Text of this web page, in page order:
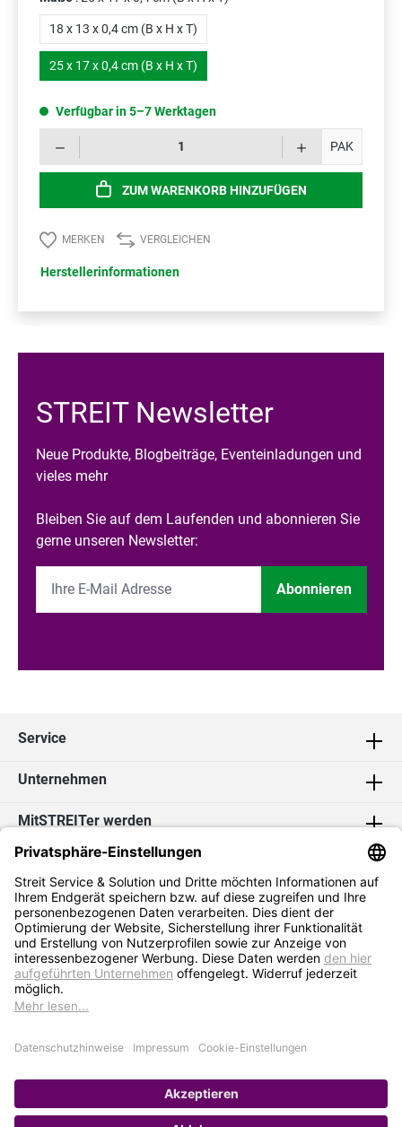
18 x 13 x 0,4 cm (B x H x T)
25 x 17 x 0,4 cm (B x H x T)
Verfügbar in 5–7 Werktagen
PAK
ZUM WARENKORB HINZUFÜGEN
MERKEN VERGLEICHEN
Herstellerinformationen
STREIT Newsletter
Neue Produkte, Blogbeiträge, Eventeinladungen und
vieles mehr
Bleiben Sie auf dem Laufenden und abonnieren Sie
gerne unseren Newsletter:
Abonnieren
Service
Unternehmen
MitSTREITer werden
Kontakt
Social Media
* Alle Preise exkl. MwSt. zzgl.Versandkosten
Impressum
Hinweisgebersystem
Erklärung zur Barrierefreiheit